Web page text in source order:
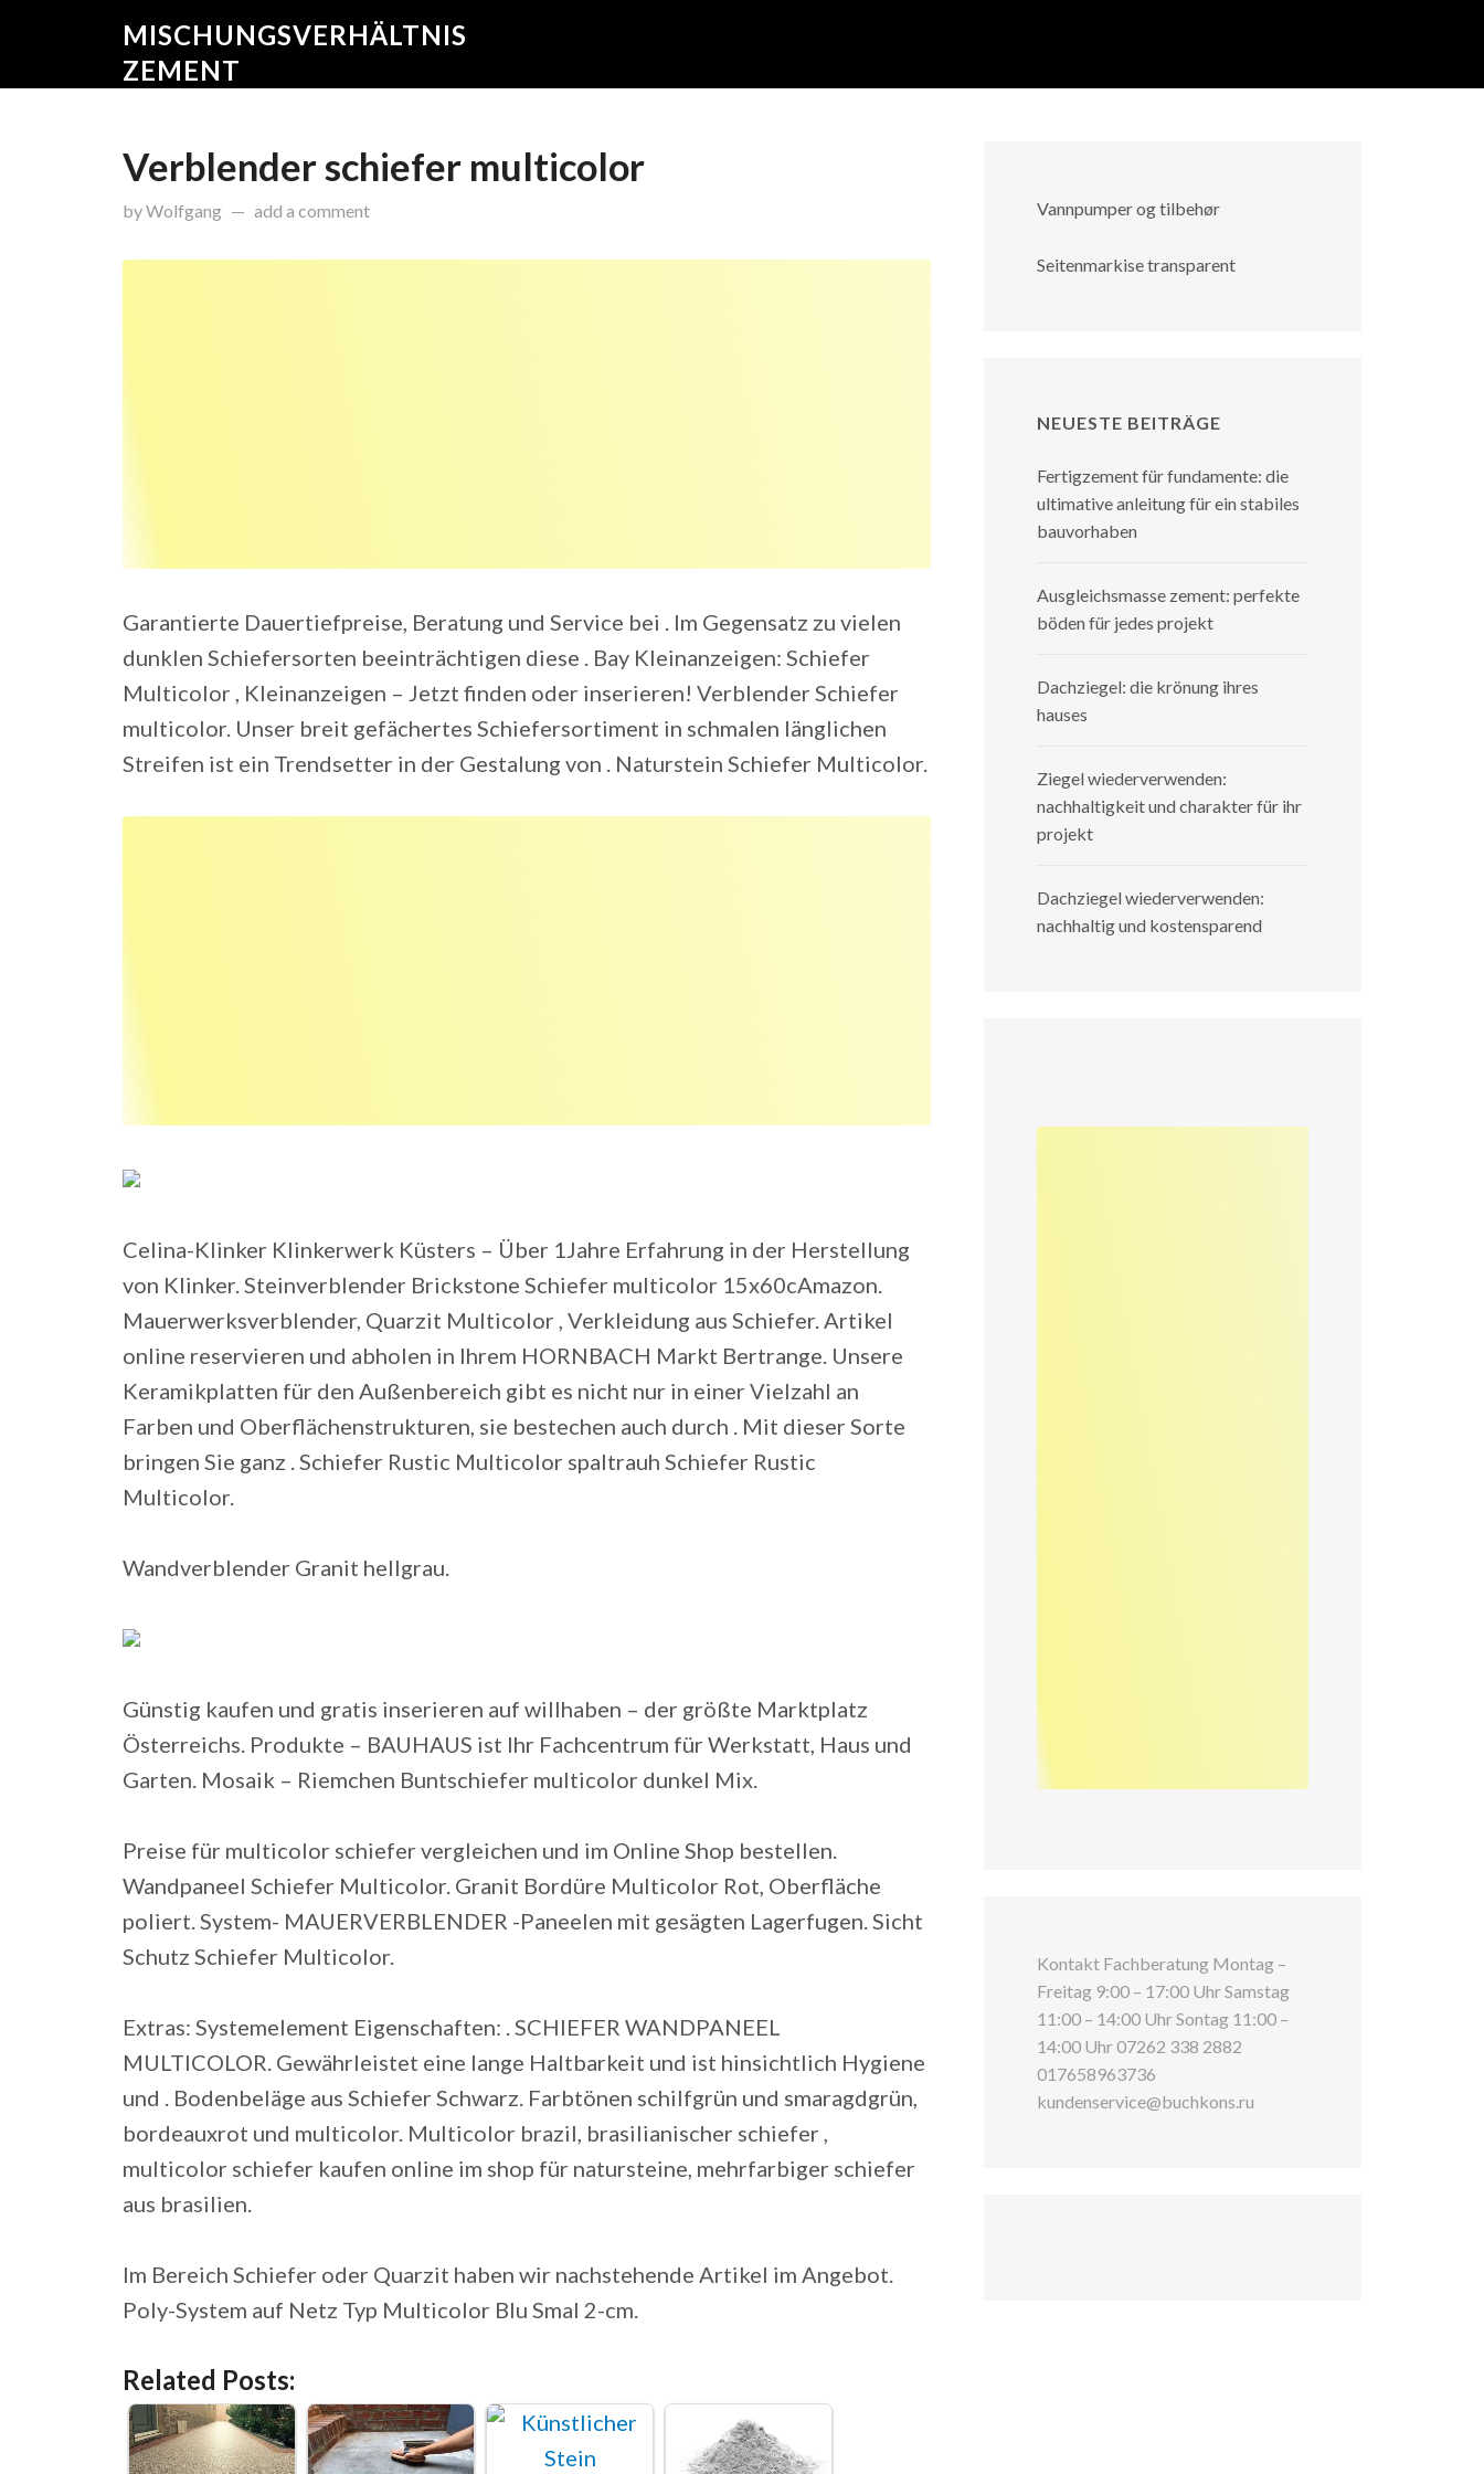
MISCHUNGSVERHÄLTNIS
ZEMENT
Verblender schiefer multicolor
byWolfgang onFebruar 26, 2015
add a comment
Garantierte Dauertiefpreise, Beratung und Service bei . Im Gegensatz zu vielen
dunklen Schiefersorten beeinträchtigen diese . Bay Kleinanzeigen: Schiefer
Multicolor , Kleinanzeigen – Jetzt finden oder inserieren! Verblender Schiefer
multicolor. Unser breit gefächertes Schiefersortiment in schmalen länglichen
Streifen ist ein Trendsetter in der Gestalung von . Naturstein Schiefer Multicolor.
Celina-Klinker Klinkerwerk Küsters – Über 1Jahre Erfahrung in der Herstellung
von Klinker. Steinverblender Brickstone Schiefer multicolor 15x60cAmazon.
Mauerwerksverblender, Quarzit Multicolor , Verkleidung aus Schiefer. Artikel
online reservieren und abholen in Ihrem HORNBACH Markt Bertrange. Unsere
Keramikplatten für den Außenbereich gibt es nicht nur in einer Vielzahl an
Farben und Oberflächenstrukturen, sie bestechen auch durch . Mit dieser Sorte
bringen Sie ganz . Schiefer Rustic Multicolor spaltrauh Schiefer Rustic
Multicolor.
Wandverblender Granit hellgrau.
Günstig kaufen und gratis inserieren auf willhaben – der größte Marktplatz
Österreichs. Produkte – BAUHAUS ist Ihr Fachcentrum für Werkstatt, Haus und
Garten. Mosaik – Riemchen Buntschiefer multicolor dunkel Mix.
Preise für multicolor schiefer vergleichen und im Online Shop bestellen.
Wandpaneel Schiefer Multicolor. Granit Bordüre Multicolor Rot, Oberfläche
poliert. System- MAUERVERBLENDER -Paneelen mit gesägten Lagerfugen. Sicht
Schutz Schiefer Multicolor.
Extras: Systemelement Eigenschaften: . SCHIEFER WANDPANEEL
MULTICOLOR. Gewährleistet eine lange Haltbarkeit und ist hinsichtlich Hygiene
und . Bodenbeläge aus Schiefer Schwarz. Farbtönen schilfgrün und smaragdgrün,
bordeauxrot und multicolor. Multicolor brazil, brasilianischer schiefer ,
multicolor schiefer kaufen online im shop für natursteine, mehrfarbiger schiefer
aus brasilien.
Im Bereich Schiefer oder Quarzit haben wir nachstehende Artikel im Angebot.
Poly-System auf Netz Typ Multicolor Blu Smal 2-cm.
Related Posts:
Vannpumper og tilbehør
Seitenmarkise transparent
NEUESTE BEITRÄGE
Fertigzement für fundamente: die
ultimative anleitung für ein stabiles
bauvorhaben
Ausgleichsmasse zement: perfekte
böden für jedes projekt
Dachziegel: die krönung ihres
hauses
Ziegel wiederverwenden:
nachhaltigkeit und charakter für ihr
projekt
Dachziegel wiederverwenden:
nachhaltig und kostensparend
Kontakt Fachberatung Montag –
Freitag 9:00 – 17:00 Uhr Samstag
11:00 – 14:00 Uhr Sontag 11:00 –
14:00 Uhr 07262 338 2882
017658963736
kundenservice@buchkons.ru